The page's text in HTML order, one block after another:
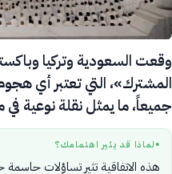
المشترك»، التي تعتبر أي
جميعاً، ما يمثل نقلة نوعية
● لماذا قد يثير اهتمامك؟
هذه الاتفاقية تثير تساؤلات